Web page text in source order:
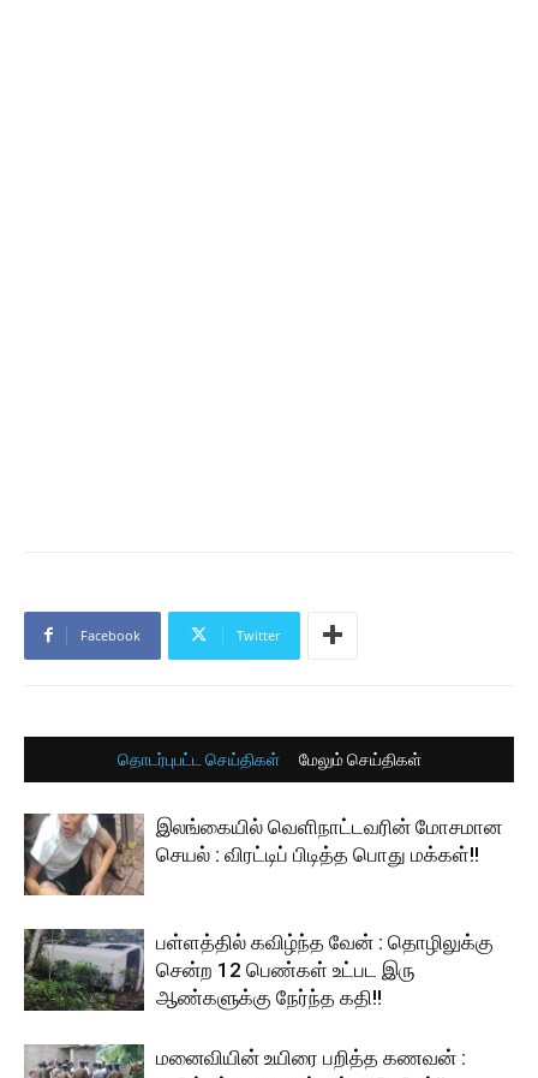
Facebook Twitter
தொடர்புபட்ட செய்திகள் மேலும் செய்திகள்
இலங்கையில் வெளிநாட்டவரின் மோசமான
செயல் : விரட்டிப் பிடித்த பொது மக்கள்!!
பள்ளத்தில் கவிழ்ந்த வேன் : தொழிலுக்கு
சென்ற 12 பெண்கள் உட்பட இரு
ஆண்களுக்கு நேர்ந்த கதி!!
மனைவியின் உயிரை பறித்த கணவன் :